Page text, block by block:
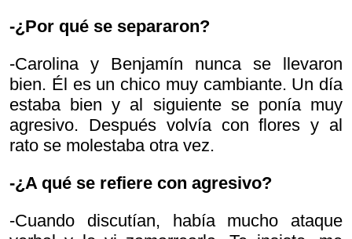
-¿Por qué se separaron?
-Carolina y Benjamín nunca se llevaron
bien. Él es un chico muy cambiante. Un día
estaba bien y al siguiente se ponía muy
agresivo. Después volvía con flores y al
rato se molestaba otra vez.
-¿A qué se refiere con agresivo?
-Cuando discutían, había mucho ataque